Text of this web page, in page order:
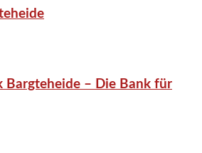
Bargteheide – Die Bank für